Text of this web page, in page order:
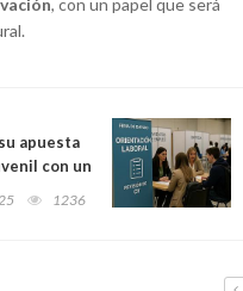
, con un papel que será
apuesta
con un
en la XI
1236